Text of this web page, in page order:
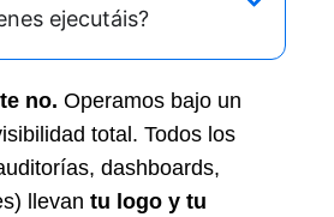
ejecutáis?
no. Operamos bajo un
total. Todos los
dashboards,
llevan tu logo y tu